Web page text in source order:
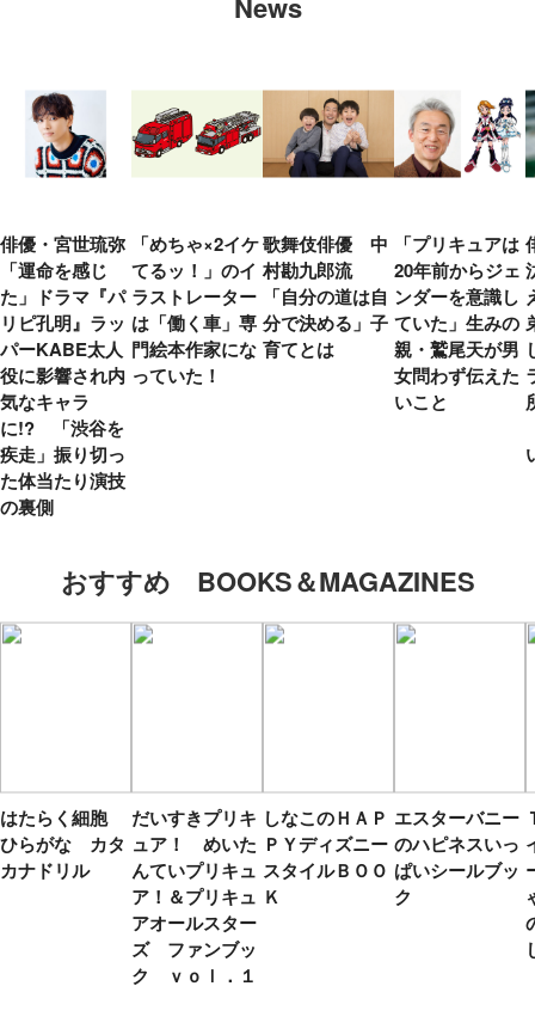
俳優・宮世琉弥
「運命を感じ
た」ドラマ『パ
リピ孔明』ラッ
パーKABE太人
役に影響され内
気なキャラ
に!? 「渋谷を
疾走」振り切っ
た体当たり演技
の裏側
「めちゃ×2イケ
てるッ！」のイ
ラストレーター
は「働く車」専
門絵本作家にな
っていた！
歌舞伎俳優 中
村勘九郎流
「自分の道は自
分で決める」子
育てとは
「プリキュアは
20年前からジェ
ンダーを意識し
ていた」生みの
親・鷲尾天が男
女問わず伝えた
いこと
おすすめ BOOKS＆MAGAZINES
はたらく細胞
ひらがな カタ
カナドリル
だいすきプリキ
ュア！ めいた
んていプリキュ
ア！＆プリキュ
アオールスター
ズ ファンブッ
ク ｖｏｌ．１
しなこのＨＡＰ
ＰＹディズニー
スタイルＢＯＯ
Ｋ
エスターバニー
のハピネスいっ
ぱいシールブッ
ク